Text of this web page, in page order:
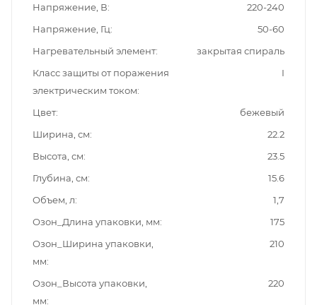
Напряжение, В
220-240
Напряжение, Гц
50-60
Нагревательный элемент
закрытая спираль
Класс защиты от поражения
электрическим током
I
Цвет
бежевый
Ширина, см
22.2
Высота, см
23.5
Глубина, см
15.6
Объем, л
1,7
Озон_Длина упаковки, мм
175
Озон_Ширина упаковки,
мм
210
Озон_Высота упаковки,
мм
220